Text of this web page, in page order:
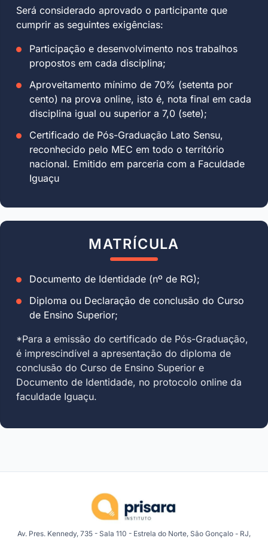
Será considerado aprovado o participante que
cumprir as seguintes exigências:
Participação e desenvolvimento nos trabalhos
propostos em cada disciplina;
Aproveitamento mínimo de 70% (setenta por
cento) na prova online, isto é, nota final em cada
disciplina igual ou superior a 7,0 (sete);
Certificado de Pós-Graduação Lato Sensu,
reconhecido pelo MEC em todo o território
nacional. Emitido em parceria com a Faculdade
Iguaçu
MATRÍCULA
Documento de Identidade (nº de RG);
Diploma ou Declaração de conclusão do Curso
de Ensino Superior;
*Para a emissão do certificado de Pós-Graduação,
é imprescindível a apresentação do diploma de
conclusão do Curso de Ensino Superior e
Documento de Identidade, no protocolo online da
faculdade Iguaçu.
Av. Pres. Kennedy, 735 - Sala 110 - Estrela do Norte, São Gonçalo - RJ,